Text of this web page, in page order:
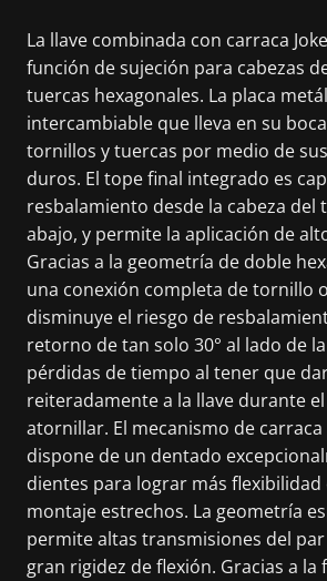
La llave combinada con carraca
función de sujeción para cabezas
tuercas hexagonales. La placa
intercambiable que lleva en su
tornillos y tuercas por medio de
duros. El tope final integrado es
resbalamiento desde la cabeza del
abajo, y permite la aplicación de
Gracias a la geometría de doble
una conexión completa de tornillo
disminuye el riesgo de
retorno de tan solo 30° al lado de
pérdidas de tiempo al tener que
reiteradamente a la llave durante
atornillar. El mecanismo de
dispone de un dentado
dientes para lograr más flexibilidad
montaje estrechos. La geometría
permite altas transmisiones del
gran rigidez de flexión. Gracias a la